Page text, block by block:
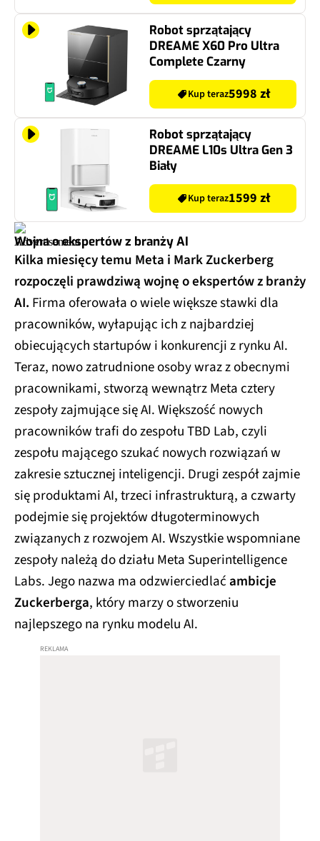
Robot sprzątający
DREAME X60 Pro Ultra
Complete Czarny
Kup teraz5998 zł
Robot sprzątający
DREAME L10s Ultra Gen 3
Biały
Kup teraz1599 zł
Wojna o ekspertów z branży AI
Kilka miesięcy temu Meta i Mark Zuckerberg
rozpoczęli prawdziwą wojnę o ekspertów z branży
AI. Firma oferowała o wiele większe stawki dla
pracowników, wyłapując ich z najbardziej
obiecujących startupów i konkurencji z rynku AI.
Teraz, nowo zatrudnione osoby wraz z obecnymi
pracownikami, stworzą wewnątrz Meta cztery
zespoły zajmujące się AI. Większość nowych
pracowników trafi do zespołu TBD Lab, czyli
zespołu mającego szukać nowych rozwiązań w
zakresie sztucznej inteligencji. Drugi zespół zajmie
się produktami AI, trzeci infrastrukturą, a czwarty
podejmie się projektów długoterminowych
związanych z rozwojem AI. Wszystkie wspomniane
zespoły należą do działu Meta Superintelligence
Labs. Jego nazwa ma odzwierciedlaćambicje
Zuckerberga, który marzy o stworzeniu
najlepszego na rynku modelu AI.